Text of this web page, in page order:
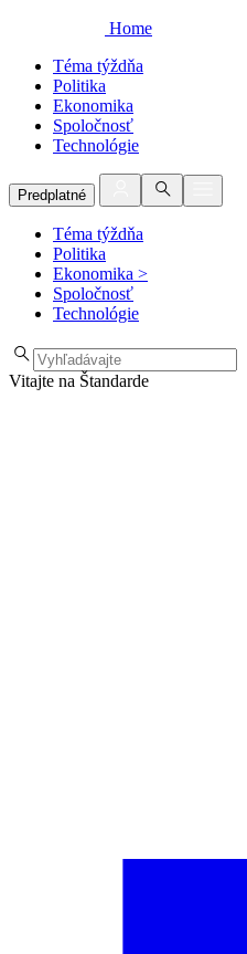
Home
Téma týždňa
Politika
Ekonomika
Spoločnosť
Technológie
Predplatné
Téma týždňa
Politika
Ekonomika >
Spoločnosť
Technológie
Vitajte na Štandarde